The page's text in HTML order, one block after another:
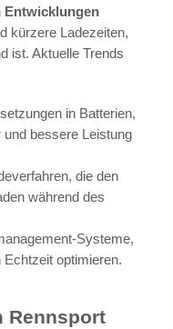
Entwicklungen
kürzere Ladezeiten,
ist. Aktuelle Trends
in Batterien,
und bessere Leistung
die den
während des
Systeme,
optimieren.
Rennsport